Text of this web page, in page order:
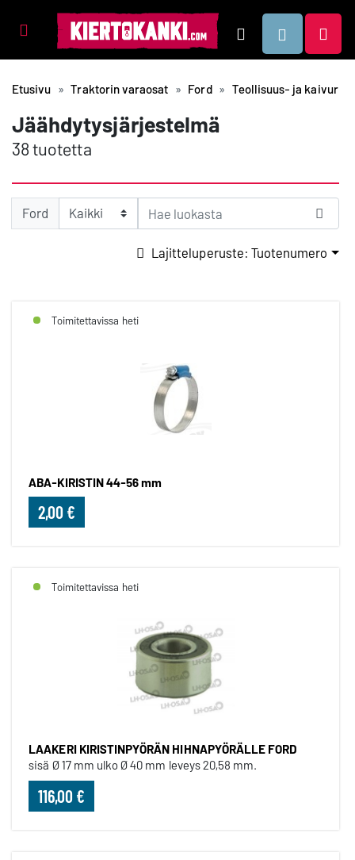
Tuotealueet Hae
Etusivu Traktorin varaosat Ford Teollisuus- ja
Jäähdytysjärjestelmä
38 tuotetta
Ford
Lajitteluperuste: Tuotenumero
Toimitettavissa heti
ABA-KIRISTIN 44-56 mm
2,00 €
Toimitettavissa heti
LAAKERI KIRISTINPYÖRÄN HIHNAPYÖRÄLLE FORD
sisä Ø 17 mm ulko Ø 40 mm leveys 20,58 mm.
116,00 €